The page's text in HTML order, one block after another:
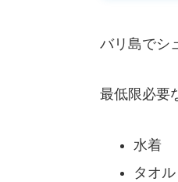
バリ島でシ
最低限必要
水着
タオ